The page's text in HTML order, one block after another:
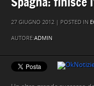
27 GIUGNO 2012 | POSTED IN
AUTORE:ADMIN